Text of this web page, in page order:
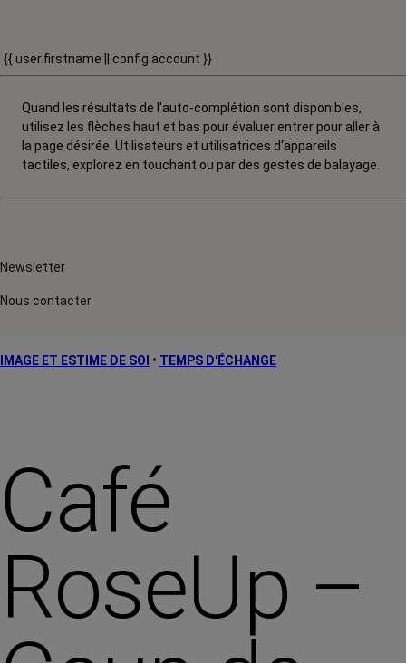
{{ user.firstname || config.account }}
Quand les résultats de l'auto-complétion sont disponibles,
utilisez les flèches haut et bas pour évaluer entrer pour aller à
la page désirée. Utilisateurs et utilisatrices d‘appareils
tactiles, explorez en touchant ou par des gestes de balayage.
Newsletter
Nous contacter
IMAGE ET ESTIME DE SOI • TEMPS D'ÉCHANGE
Café
RoseUp –